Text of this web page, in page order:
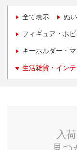
全て表示 ぬ
フィギュア・ホビ
キーホルダー・
生活雑貨・イン